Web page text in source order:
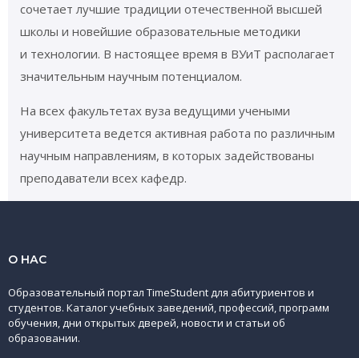
сочетает лучшие традиции отечественной высшей
школы и новейшие образовательные методики
и технологии. В настоящее время в ВУиТ располагает
значительным научным потенциалом.
На всех факультетах вуза ведущими учеными
университета ведется активная работа по различным
научным направлениям, в которых задействованы
преподаватели всех кафедр.
О НАС
Образовательный портал TimeStudent для абитуриентов и
студентов. Каталог учебных заведений, профессий, программ
обучения, дни открытых дверей, новости и статьи об
образовании.